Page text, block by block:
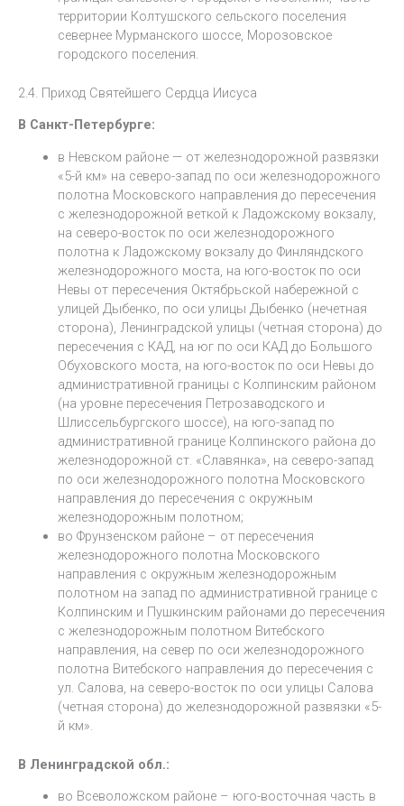
территории Колтушского сельского поселения
севернее Мурманского шоссе, Морозовское
городского поселения.
2.4. Приход Святейшего Сердца Иисуса
В Санкт-Петербурге:
в Невском районе — от железнодорожной развязки
«5-й км» на северо-запад по оси железнодорожного
полотна Московского направления до пересечения
с железнодорожной веткой к Ладожскому вокзалу,
на северо-восток по оси железнодорожного
полотна к Ладожскому вокзалу до Финляндского
железнодорожного моста, на юго-восток по оси
Невы от пересечения Октябрьской набережной с
улицей Дыбенко, по оси улицы Дыбенко (нечетная
сторона), Ленинградской улицы (четная сторона) до
пересечения с КАД, на юг по оси КАД до Большого
Обуховского моста, на юго-восток по оси Невы до
административной границы с Колпинским районом
(на уровне пересечения Петрозаводского и
Шлиссельбургского шоссе), на юго-запад по
административной границе Колпинского района до
железнодорожной ст. «Славянка», на северо-запад
по оси железнодорожного полотна Московского
направления до пересечения с окружным
железнодорожным полотном;
во Фрунзенском районе – от пересечения
железнодорожного полотна Московского
направления с окружным железнодорожным
полотном на запад по административной границе с
Колпинским и Пушкинским районами до пересечения
с железнодорожным полотном Витебского
направления, на север по оси железнодорожного
полотна Витебского направления до пересечения с
ул. Салова, на северо-восток по оси улицы Салова
(четная сторона) до железнодорожной развязки «5-
й км».
В Ленинградской обл.:
во Всеволожском районе – юго-восточная часть в